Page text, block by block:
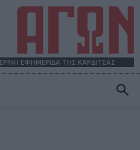
ΕΦΗΜΕΡΙΔΑ ΤΗΣ ΚΑΡΔΙΤΣΑΣ